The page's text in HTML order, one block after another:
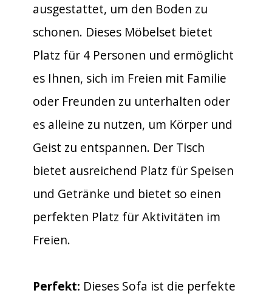
ausgestattet, um den Boden zu
schonen. Dieses Möbelset bietet
Platz für 4 Personen und ermöglicht
es Ihnen, sich im Freien mit Familie
oder Freunden zu unterhalten oder
es alleine zu nutzen, um Körper und
Geist zu entspannen. Der Tisch
bietet ausreichend Platz für Speisen
und Getränke und bietet so einen
perfekten Platz für Aktivitäten im
Freien.
Perfekt: Dieses Sofa ist die perfekte